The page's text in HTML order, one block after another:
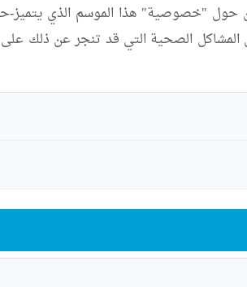
حول "خصوصية" هذا الموسم الذي يتميز-